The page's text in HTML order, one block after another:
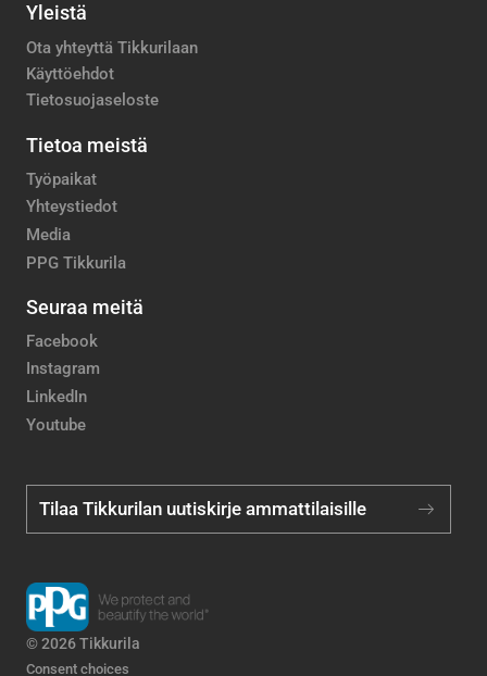
Yleistä
Ota yhteyttä Tikkurilaan
Käyttöehdot
Tietosuojaseloste
Tietoa meistä
Työpaikat
Yhteystiedot
Media
PPG Tikkurila
Seuraa meitä
Facebook
Instagram
LinkedIn
Youtube
Tilaa Tikkurilan uutiskirje ammattilaisille
© 2026 Tikkurila
Consent choices